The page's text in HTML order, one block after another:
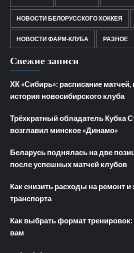
НОВОСТИ БЕЛОРУССКОГО ХОККЕЯ
НОВОСТИ ФАРМ-КЛУБА РАЗНОЕ
Свежие записи
ХК «Сибирь»: расписание матчей,
история новосибирского клуба
Трёхкратный обладатель Кубка
возглавил минское «Динамо»
Беларусь поднялась на две
после успешных матчей клубов
Как снизить расходы на ремонт
транспорта
Как выбрать формат
вам